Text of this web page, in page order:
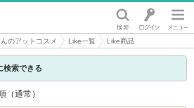
のアットコスメ Like一覧 Like商品
検索できる
（通常）